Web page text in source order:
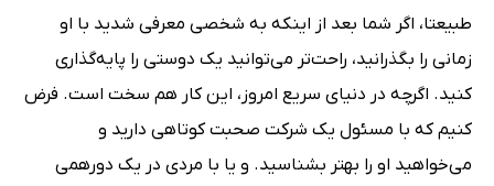
طبیعتا، اگر شما بعد از اینکه به شخصی معرفی شدید با او
زمانی را بگذرانید، راحت‌تر می‌توانید یک دوستی را پایه‌گذاری
کنید. اگرچه در دنیای سریع امروز، این کار هم سخت است. فرض
کنیم که با مسئول یک شرکت صحبت کوتاهی دارید و
می‌خواهید او را بهتر بشناسید. و یا با مردی در یک دورهمی